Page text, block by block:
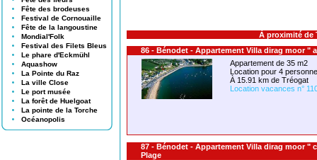
Fête des brodeuses
Festival de Cornouaille
Fête de la langoustine
Mondial'Folk
Festival des Filets Bleus
Le phare d'Eckmühl
Aquashow
La Pointe du Raz
La ville Close
Le port musée
La forêt de Huelgoat
La pointe de la Torche
Océanopolis
À proximité de
86 - Bénodet - Appartement Villa dirag moor "
Appartement de 35 m2
Location pour 4
À 15.91 km de Tréogat
Location vacances n°
87 - Bénodet - Appartement Villa dirag moor "
Plage